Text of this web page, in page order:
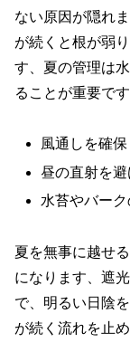
ない原因が隠れ
が続くと根が弱
す、夏の管理は
ることが重要です
風通しを確
昼の直射を
水苔やバー
夏を無事に越せ
になります、遮
で、明るい日陰
が続く流れを止